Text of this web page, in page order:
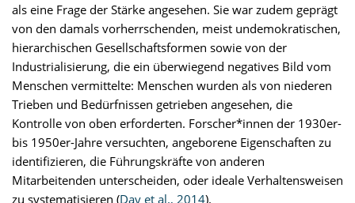
als eine Frage der Stärke angesehen. Sie war zudem geprägt
von den damals vorherrschenden, meist undemokratischen,
hierarchischen Gesellschaftsformen sowie von der
Industrialisierung, die ein überwiegend negatives Bild vom
Menschen vermittelte: Menschen wurden als von niederen
Trieben und Bedürfnissen getrieben angesehen, die
Kontrolle von oben erforderten. Forscher*innen der 1930er-
bis 1950er-Jahre versuchten, angeborene Eigenschaften zu
identifizieren, die Führungskräfte von anderen
Mitarbeitenden unterscheiden, oder ideale Verhaltensweisen
zu systematisieren (Day et al., 2014).